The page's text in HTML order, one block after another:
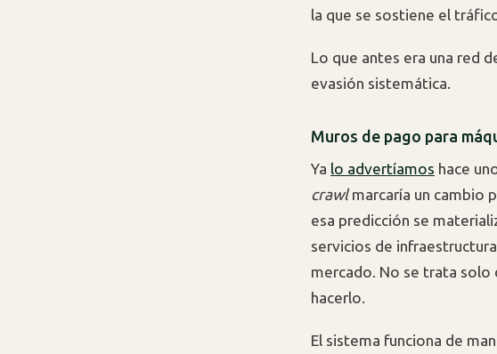
la que se sostiene el
Lo que antes era una red
evasión sistemática.
Muros de pago para
Ya lo advertíamos hace
crawlmarcaría un cambio
esa predicción se
servicios de
mercado. No se trata solo
hacerlo.
El sistema funciona de